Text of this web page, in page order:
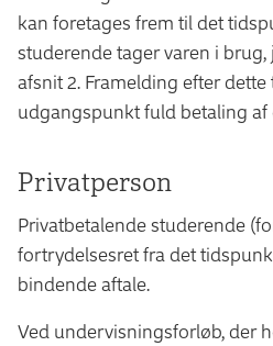
kan foretages frem til det
studerende tager varen i brug,
afsnit 2. Framelding efter
udgangspunkt fuld betaling af
Privatperson
Privatbetalende studerende
fortrydelsesret fra det
bindende aftale.
Ved undervisningsforløb, der